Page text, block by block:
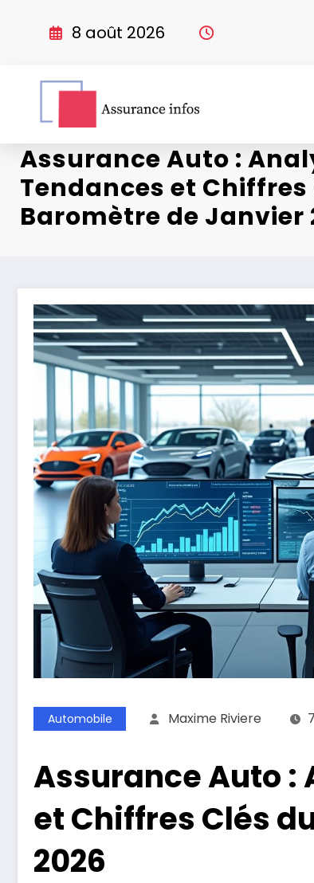
8 août 2026
Assurance Auto :
Tendances et Chiffres
Baromètre de Janvier
Automobile Maxime Riviere
Assurance Auto :
et Chiffres Clés
2026